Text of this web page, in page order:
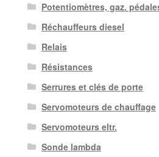
Potentiomètres, gaz.
Réchauffeurs diesel
Relais
Résistances
Serrures et clés de porte
Servomoteurs de chauffage
Servomoteurs eltr.
Sonde lambda